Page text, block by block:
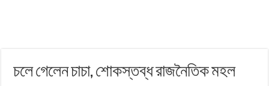
চলে গেলেন চাচা, শোকস্তব্ধ রাজনৈতিক মহল